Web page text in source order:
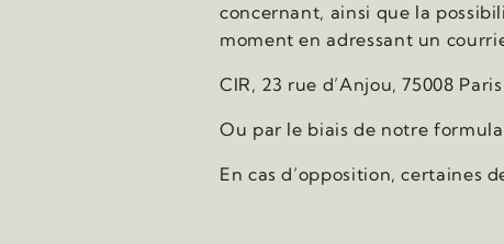
concernant, ainsi que la
moment en adressant un
CIR, 23 rue d’Anjou, 75008 Paris
Ou par le biais de notre
En cas d’opposition, certaines